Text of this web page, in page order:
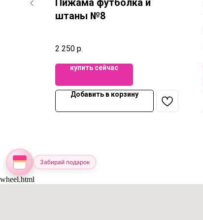
Пижама футболка и
штаны №8
2 250 р.
купить сейчас
Добавить в корзину
wheel.html
Забирай подарок